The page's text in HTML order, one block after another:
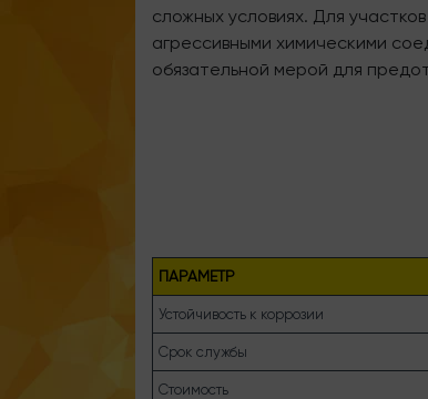
сложных условиях. Для
агрессивными химическими
обязательной мерой для
ПАРАМЕТР
Устойчивость к коррозии
Срок службы
Стоимость